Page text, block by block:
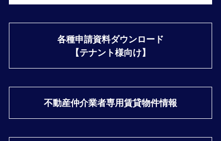
各種申請資料ダウンロード
【テナント様向け】
不動産仲介業者専用賃貸物件情報